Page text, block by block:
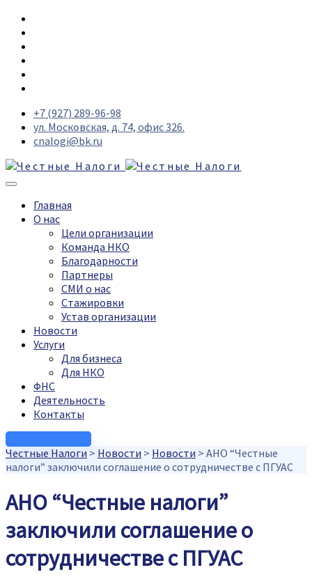
+7 (927) 289-96-98
ул. Московская, д. 74, офис 326.
cnalogi@bk.ru
Главная
О нас
Цели организации
Команда НКО
Благодарности
Партнеры
СМИ о нас
Стажировки
Устав организации
Новости
Услуги
Для бизнеса
Для НКО
ФНС
Деятельность
Контакты
Честные Налоги > Новости > Новости > АНО “Честные
налоги” заключили соглашение о сотрудничестве с ПГУАС
АНО “Честные налоги”
заключили соглашение о
сотрудничестве с ПГУАС